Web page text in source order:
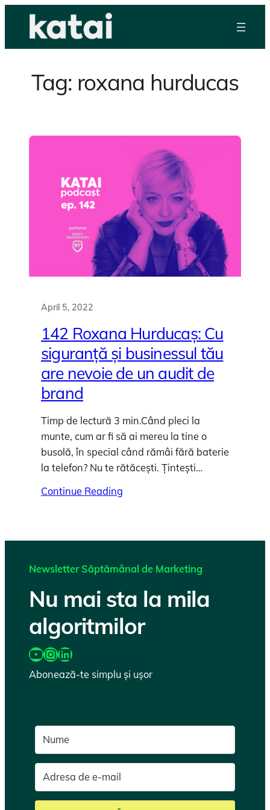
Tag: roxana hurducas
April 5, 2022
142 Roxana Hurducaș: Cu
siguranță și businessul tău
are nevoie de un audit de
brand
Timp de lectură 3 min.Când pleci la
munte, cum ar fi să ai mereu la tine o
busolă, în special când rămâi fără baterie
la telefon? Nu te rătăcești. Țintești…
Continue Reading
Newsletter Săptămânal de Marketing
Nu mai sta la mila
algoritmilor
https://www.youtube.com/@katairobi InstagramLinkedIn
Abonează-te simplu și ușor